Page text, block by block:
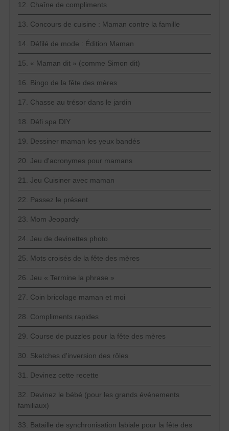
12. Chaîne de compliments
13. Concours de cuisine : Maman contre la famille
14. Défilé de mode : Édition Maman
15. « Maman dit » (comme Simon dit)
16. Bingo de la fête des mères
17. Chasse au trésor dans le jardin
18. Défi spa DIY
19. Dessiner maman les yeux bandés
20. Jeu d'acronymes pour mamans
21. Jeu Cuisiner avec maman
22. Passez le présent
23. Mom Jeopardy
24. Jeu de devinettes photo
25. Mots croisés de la fête des mères
26. Jeu « Termine la phrase »
27. Coin bricolage maman et moi
28. Compliments rapides
29. Course de puzzles pour la fête des mères
30. Sketches d'inversion des rôles
31. Devinez cette recette
32. Devinez le bébé (pour les grands événements
familiaux)
33. Bataille de synchronisation labiale pour la fête des